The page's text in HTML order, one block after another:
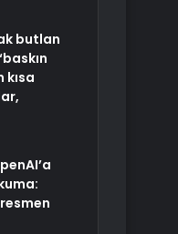
butlan
kısa